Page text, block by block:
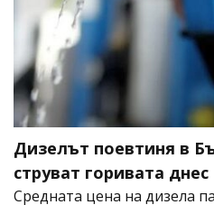
Дизелът поевтиня в
струват горивата днес
Средната цена на дизела